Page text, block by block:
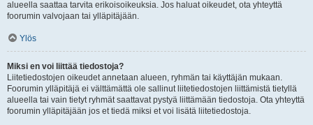
alueella saattaa tarvita erikoisoikeuksia. Jos haluat oikeudet, ota yhteyttä
foorumin valvojaan tai ylläpitäjään.
Ylös
Miksi en voi liittää tiedostoja?
Liitetiedostojen oikeudet annetaan alueen, ryhmän tai käyttäjän mukaan.
Foorumin ylläpitäjä ei välttämättä ole sallinut liitetiedostojen liittämistä tietyllä
alueella tai vain tietyt ryhmät saattavat pystyä liittämään tiedostoja. Ota yhteyttä
foorumin ylläpitäjään jos et tiedä miksi et voi lisätä liitetiedostoja.